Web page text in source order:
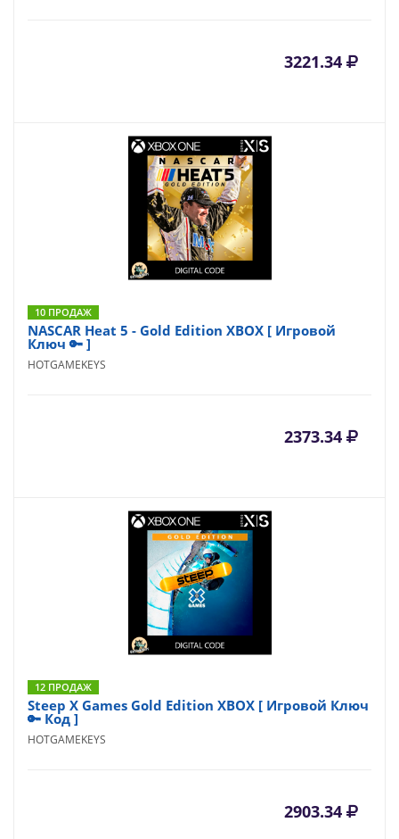
3221.34
10 ПРОДАЖ
NASCAR Heat 5 - Gold Edition XBOX [ Игровой
Ключ 🔑 ]
HOTGAMEKEYS
2373.34
12 ПРОДАЖ
Steep X Games Gold Edition XBOX [ Игровой Ключ
🔑 Код ]
HOTGAMEKEYS
2903.34